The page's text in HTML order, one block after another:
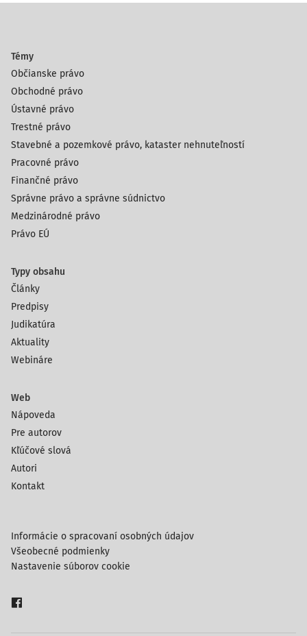
Témy
Občianske právo
Obchodné právo
Ústavné právo
Trestné právo
Stavebné a pozemkové právo, kataster nehnuteľností
Pracovné právo
Finančné právo
Správne právo a správne súdnictvo
Medzinárodné právo
Právo EÚ
Typy obsahu
Články
Predpisy
Judikatúra
Aktuality
Webináre
Web
Nápoveda
Pre autorov
Kľúčové slová
Autori
Kontakt
Informácie o spracovaní osobných údajov
Všeobecné podmienky
Nastavenie súborov cookie